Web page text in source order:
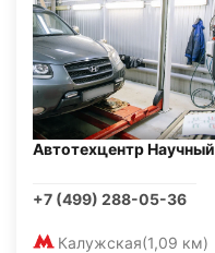
Автотехцентр Научный
+7 (499) 288-05-36
Калужская(1,09 км)